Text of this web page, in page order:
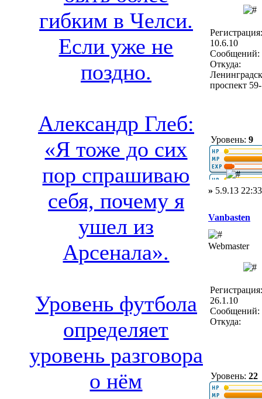
гибким в Челси.
Если уже не
поздно.
Александр Глеб:
«Я тоже до сих
пор спрашиваю
себя, почему я
ушел из
Арсенала».
Уровень футбола
определяет
уровень разговора
о нём
Регистрация:
10.6.10
Сообщений:
Откуда:
проспект
Уровень: 9
» 5.9.13 22:33
Vanbasten
Webmaster
Регистрация:
26.1.10
Сообщений:
Откуда:
Уровень: 22